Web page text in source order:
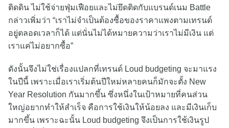
ติดดิน ไม่ใช้จ่ายฟุ่มเฟือยและไม่ยึดติดกับแบรนด์เนม Battle
กล่าวเพิ่มว่า “เราไม่จำเป็นต้องซื้อของราคาแพงตามเทรนด์
อยู่ตลอดเวลาก็ได้ แต่นั่นไม่ได้หมายความว่าเราไม่มีเงิน แต่
เราแค่ไม่อยากซื้อ”
ดังนั้นจึงไม่ใช่เรื่องแปลกที่เทรนด์ Loud budgeting จะมาแรง
ในปีนี้ เพราะเมื่อเราเริ่มต้นปีใหม่หลายคนก็มักจะตั้ง New
Year Resolution กันมากขึ้น ซึ่งหนึ่งในเป้าหมายที่คนส่วน
ใหญ่อยากทำให้สำเร็จ คือการใช้เงินให้น้อยลง และมีเงินเก็บ
มากขึ้น เพราะฉะนั้น Loud budgeting จึงเป็นการใช้เงินรูป